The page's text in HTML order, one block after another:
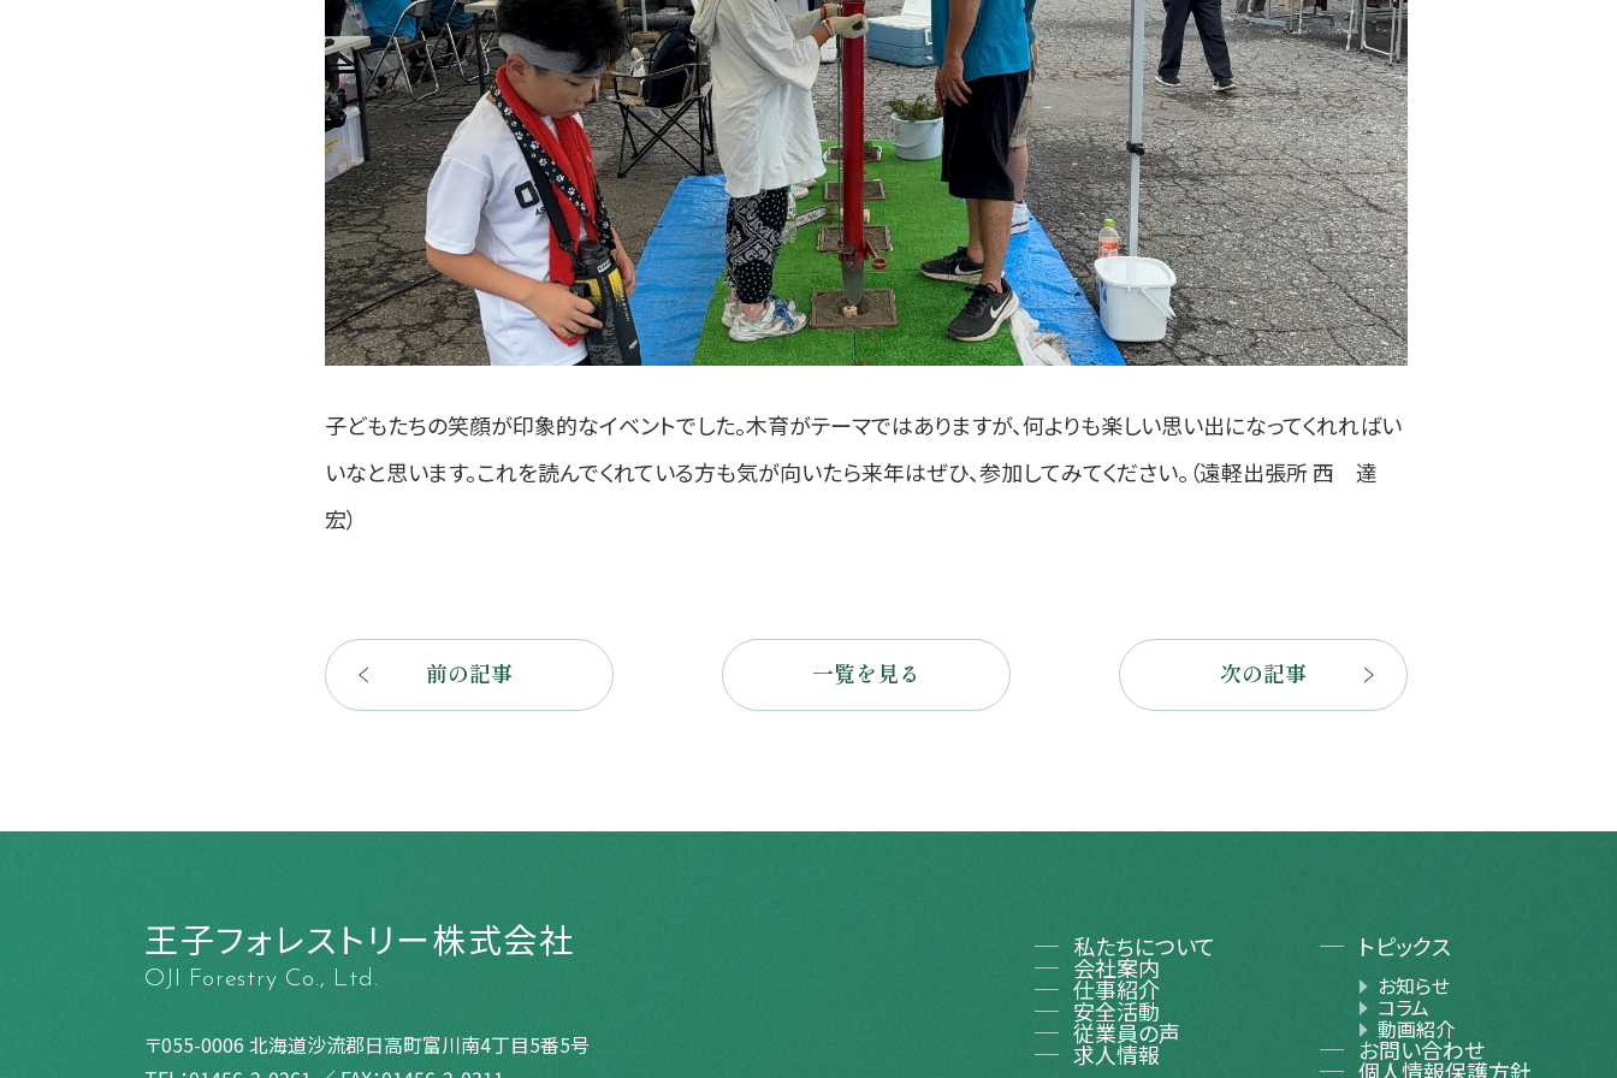
子どもたちの笑顔が印象的なイベントでした。木育がテーマではありますが、何よりも楽しい思い出になってくれればい
いなと思います。これを読んでくれている方も気が向いたら来年はぜひ、参加してみてください。（遠軽出張所 西 達
宏）
前の記事 次の記事
一覧を見る
王子フォレストリー株式会社
OJI Forestry Co., Ltd.
〒055-0006 北海道沙流郡日高町富川南4丁目5番5号
私たちについて
会社案内
仕事紹介
安全活動
従業員の声
求人情報
トピックス
お知らせ
コラム
動画紹介
お問い合わせ
個人情報保護方針